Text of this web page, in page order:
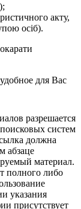
акту,
осіб).
для Вас
разрешается
систем
должна
абзаце
материал.
полного либо
указания
присутствует